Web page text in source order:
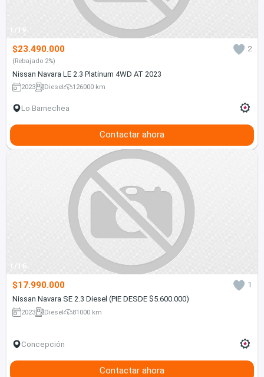
1/19
$23.490.000 2
(Rebajado 2%)
Nissan Navara LE 2.3 Platinum 4WD AT 2023
2023 Diesel 126000 km
Lo Barnechea
Contactar ahora
1/16
$17.990.000
1
Nissan Navara SE 2.3 Diesel (PIE DESDE $5.600.000)
2023 Diesel 81000 km
Concepción
Contactar ahora